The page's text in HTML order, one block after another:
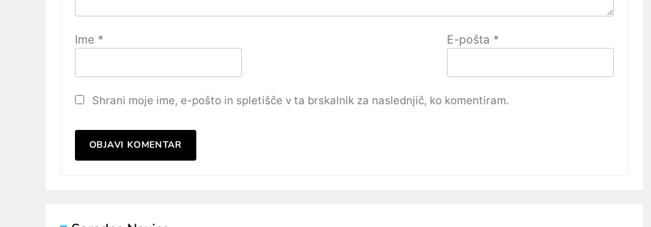
Ime * E-pošta *
Shrani moje ime, e-pošto in spletišče v ta brskalnik za naslednjič, ko komentiram.